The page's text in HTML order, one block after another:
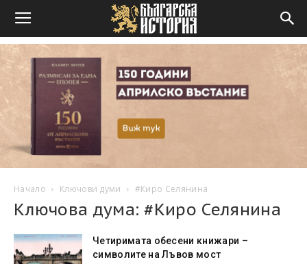
Начало Ключови думи #Киро Селянина
Ключова дума: #Киро Селянина
Четиримата обесени книжари –
символите на Лъвов мост